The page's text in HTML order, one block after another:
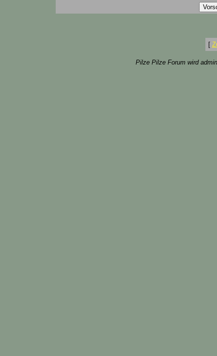
[
Pilze Pilze Forum wird